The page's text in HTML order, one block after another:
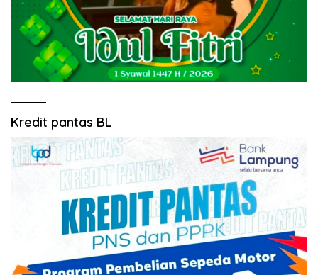
Kredit pantas BL